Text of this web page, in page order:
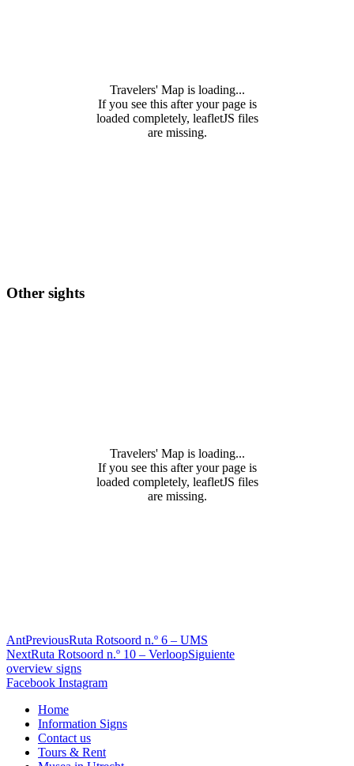
Travelers' Map is loading...
If you see this after your page is
loaded completely, leafletJS files
are missing.
Other sights
Travelers' Map is loading...
If you see this after your page is
loaded completely, leafletJS files
are missing.
AntPreviousRuta Rotsoord n.º 6 – UMS
NextRuta Rotsoord n.º 10 – VerloopSiguiente
overview signs
Facebook Instagram
Home
Information Signs
Contact us
Tours & Rent